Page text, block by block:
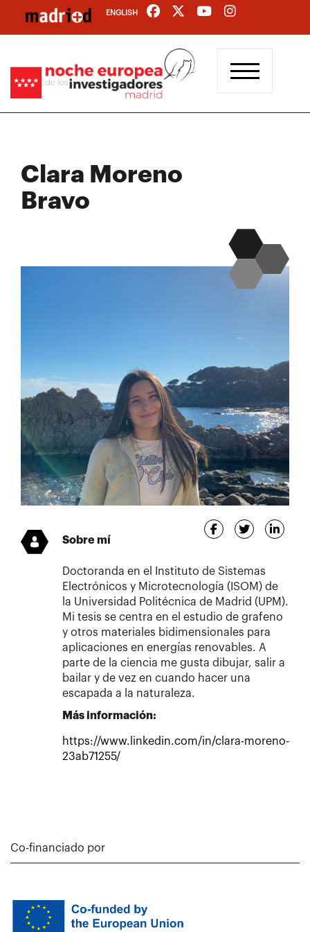
contenido
ENGLISH
Clara Moreno
Bravo
Sobre mí
Doctoranda en el Instituto de Sistemas
Electrónicos y Microtecnología (ISOM) de
la Universidad Politécnica de Madrid (UPM).
Mi tesis se centra en el estudio de grafeno
y otros materiales bidimensionales para
aplicaciones en energías renovables. A
parte de la ciencia me gusta dibujar, salir a
bailar y de vez en cuando hacer una
escapada a la naturaleza.
Más información:
https://www.linkedin.com/in/clara-moreno-
23ab71255/
Co-financiado por